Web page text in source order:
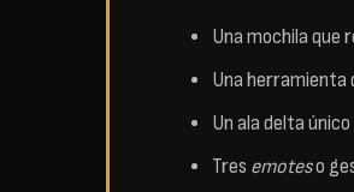
Una mochila que
Una herramienta
Un ala delta
Tres emoteso